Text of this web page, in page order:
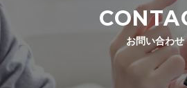
お問い合わせ